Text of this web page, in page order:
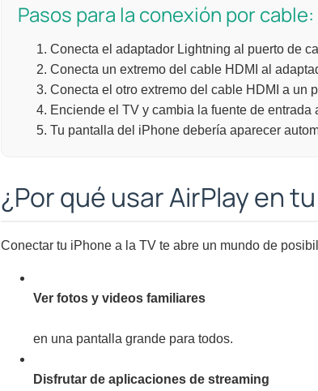
Pasos para la conexión por cable:
Conecta el adaptador Lightning al puerto de
Conecta un extremo del cable HDMI al
Conecta el otro extremo del cable HDMI a un
Enciende el TV y cambia la fuente de
Tu pantalla del iPhone debería aparecer
¿Por qué usar AirPlay en
Conectar tu iPhone a la TV te abre un mundo de
Ver fotos y videos familiares
en una pantalla grande para todos.
Disfrutar de aplicaciones de streaming